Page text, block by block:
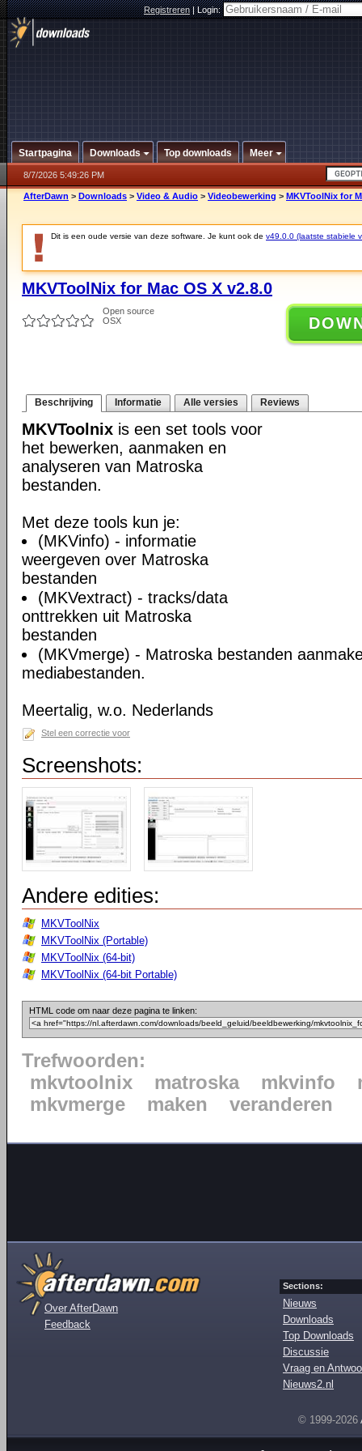
Registreren|Login:
Startpagina Downloads Top downloads Meer
8/7/2026 5:49:26 PM
AfterDawn > Downloads > Video & Audio > Videobewerking > MKVToolNix for
Dit is een oude versie van deze software. Je kunt ook de v49.0.0 (laatste stabiele
MKVToolNix for Mac OS X v2.8.0
Open source
OSX
Beschrijving Informatie Alle versies Reviews
MKVToolnix is een set tools voor
het bewerken, aanmaken en
analyseren van Matroska
bestanden.
Met deze tools kun je:
(MKVinfo) - informatie
weergeven over Matroska
bestanden
(MKVextract) - tracks/data
onttrekken uit Matroska
bestanden
(MKVmerge) - Matroska bestanden
mediabestanden.
Meertalig, w.o. Nederlands
Stel een correctie voor
Screenshots:
Andere edities:
MKVToolNix
MKVToolNix (Portable)
MKVToolNix (64-bit)
MKVToolNix (64-bit Portable)
HTML code om naar deze pagina te linken:
Trefwoorden:
mkvtoolnix
matroska mkvinfo
mkvmerge
maken veranderen
Over AfterDawn
Feedback
Sections:
Nieuws
Downloads
Top Downloads
Discussie
Vraag en
Nieuws2.nl
© 1999-2026